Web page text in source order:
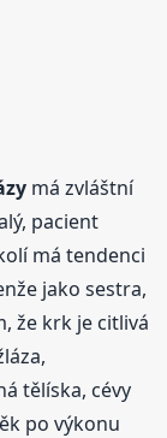
má zvláštní
pacient
má tendenci
jako sestra,
že krk je citlivá
tělíska, cévy
po výkonu